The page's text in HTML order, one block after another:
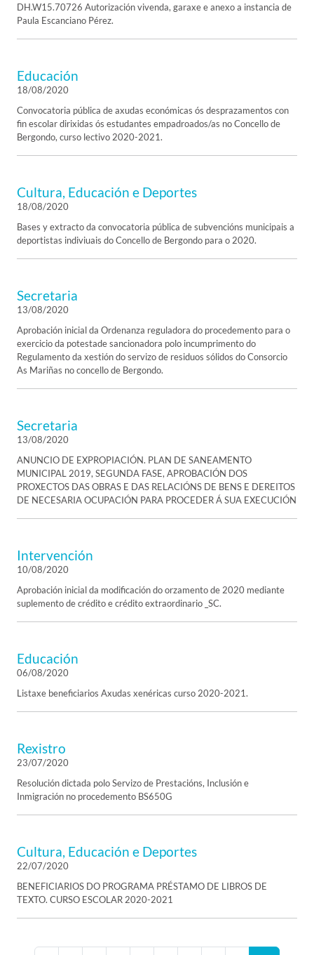
DH.W15.70726 Autorización vivenda, garaxe e anexo a instancia de
Paula Escanciano Pérez.
Educación
18/08/2020
Convocatoria pública de axudas económicas ós desprazamentos con
fin escolar dirixidas ós estudantes empadroados/as no Concello de
Bergondo, curso lectivo 2020-2021.
Cultura, Educación e Deportes
18/08/2020
Bases y extracto da convocatoria pública de subvencións municipais a
deportistas indiviuais do Concello de Bergondo para o 2020.
Secretaria
13/08/2020
Aprobación inicial da Ordenanza reguladora do procedemento para o
exercicio da potestade sancionadora polo incumprimento do
Regulamento da xestión do servizo de residuos sólidos do Consorcio
As Mariñas no concello de Bergondo.
Secretaria
13/08/2020
ANUNCIO DE EXPROPIACIÓN. PLAN DE SANEAMENTO
MUNICIPAL 2019, SEGUNDA FASE, APROBACIÓN DOS
PROXECTOS DAS OBRAS E DAS RELACIÓNS DE BENS E DEREITOS
DE NECESARIA OCUPACIÓN PARA PROCEDER Á SUA EXECUCIÓN
Intervención
10/08/2020
Aprobación inicial da modificación do orzamento de 2020 mediante
suplemento de crédito e crédito extraordinario _SC.
Educación
06/08/2020
Listaxe beneficiarios Axudas xenéricas curso 2020-2021.
Rexistro
23/07/2020
Resolución dictada polo Servizo de Prestacións, Inclusión e
Inmigración no procedemento BS650G
Cultura, Educación e Deportes
22/07/2020
BENEFICIARIOS DO PROGRAMA PRÉSTAMO DE LIBROS DE
TEXTO. CURSO ESCOLAR 2020-2021